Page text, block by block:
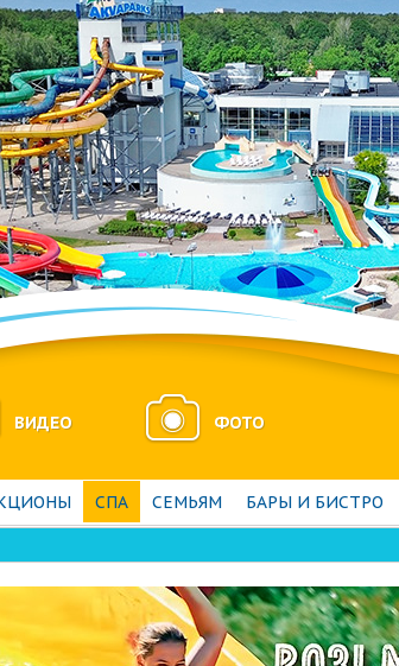
ВИДЕО
ФОТО
СПА СЕМЬЯМ БАРЫ И БИСТРО